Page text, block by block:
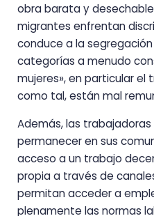
obra barata y
migrantes enfrentan
conduce a la
categorías a menudo
mujeres», en particular el
como tal, están mal
Además, las
permanecer en sus
acceso a un trabajo
propia a través de
permitan acceder a
plenamente las normas